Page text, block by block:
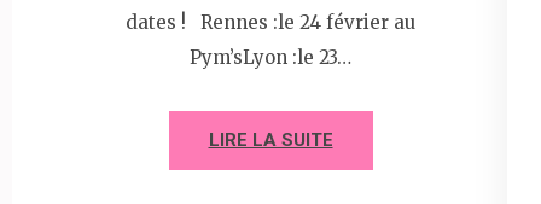
dates ! Rennes :le 24 février au
Pym’sLyon :le 23…
LIRE LA SUITE